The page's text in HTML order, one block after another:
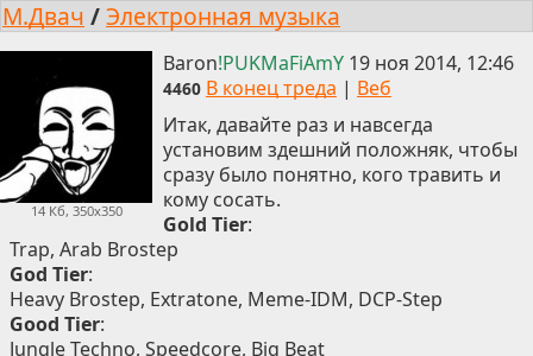
М.Двач /Электронная музыка
14 Кб, 350x350
Baron!PUKMaFiAmY 19 ноя 2014, 12:46
4460 В конец треда | Веб
Итак, давайте раз и навсегда
установим здешний положняк, чтобы
сразу было понятно, кого травить и
кому сосать.
Gold Tier:
Trap, Arab Brostep
God Tier:
Heavy Brostep, Extratone, Meme-IDM, DCP-Step
Good Tier:
Jungle Techno, Speedcore, Big Beat